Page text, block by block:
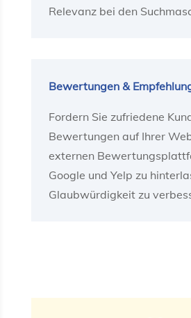
Relevanz bei den
Bewertungen &
Fordern Sie zufriedene
Bewertungen auf Ihrer
externen
Google und Yelp zu
Glaubwürdigkeit zu